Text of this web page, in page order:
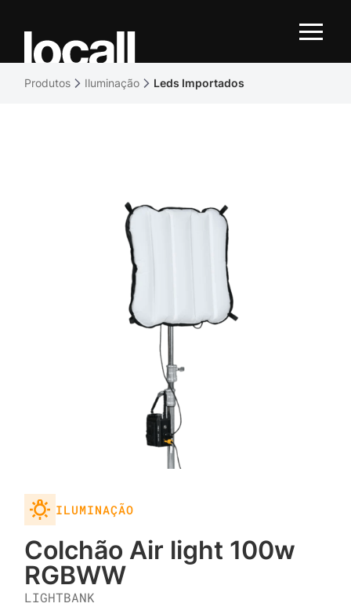
Produtos Iluminação Leds Importados
ILUMINAÇÃO
Colchão Air light 100w
RGBWW
LIGHTBANK